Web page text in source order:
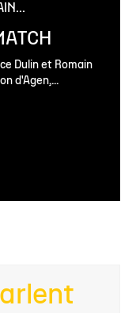
Dulin et Romain
d'Agen,...